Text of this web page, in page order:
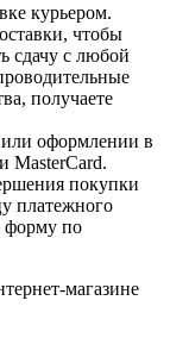
курьером.
чтобы
сдачу с любой
получаете
оформлении в
MasterCard.
покупки
платежного
форму по
магазине